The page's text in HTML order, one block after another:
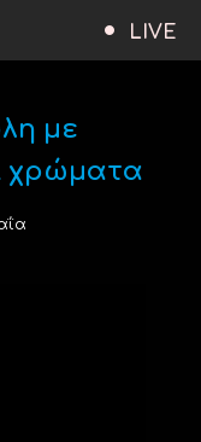
LIVE
με
χρώματα